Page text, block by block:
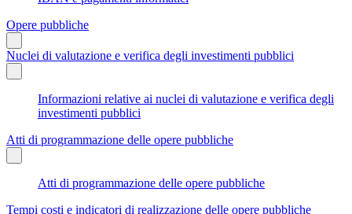
Opere pubbliche
Nuclei di valutazione e verifica degli investimenti pubblici
Informazioni relative ai nuclei di valutazione e verifica degli
investimenti pubblici
Atti di programmazione delle opere pubbliche
Atti di programmazione delle opere pubbliche
Tempi costi e indicatori di realizzazione delle opere pubbliche